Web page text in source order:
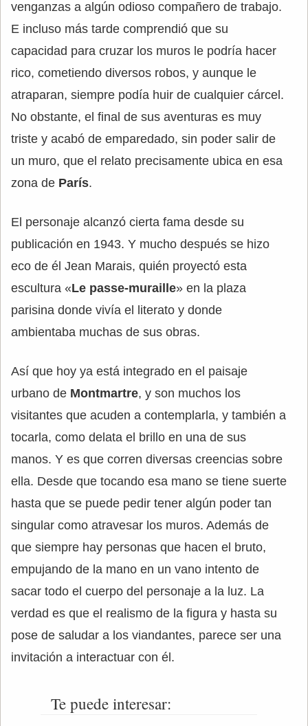
venganzas a algún odioso compañero de trabajo.
E incluso más tarde comprendió que su
capacidad para cruzar los muros le podría hacer
rico, cometiendo diversos robos, y aunque le
atraparan, siempre podía huir de cualquier cárcel.
No obstante, el final de sus aventuras es muy
triste y acabó de emparedado, sin poder salir de
un muro, que el relato precisamente ubica en esa
zona de París.
El personaje alcanzó cierta fama desde su
publicación en 1943. Y mucho después se hizo
eco de él Jean Marais, quién proyectó esta
escultura «Le passe-muraille» en la plaza
parisina donde vivía el literato y donde
ambientaba muchas de sus obras.
Así que hoy ya está integrado en el paisaje
urbano de Montmartre, y son muchos los
visitantes que acuden a contemplarla, y también a
tocarla, como delata el brillo en una de sus
manos. Y es que corren diversas creencias sobre
ella. Desde que tocando esa mano se tiene suerte
hasta que se puede pedir tener algún poder tan
singular como atravesar los muros. Además de
que siempre hay personas que hacen el bruto,
empujando de la mano en un vano intento de
sacar todo el cuerpo del personaje a la luz. La
verdad es que el realismo de la figura y hasta su
pose de saludar a los viandantes, parece ser una
invitación a interactuar con él.
Te puede interesar: